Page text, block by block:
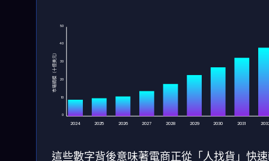
0
10
20
30
40
50
2024 2025 2026 2027 2028 2029 2030 2031
市場規模（十億美元）
這些數字背後意味著電商正從「人找貨」快